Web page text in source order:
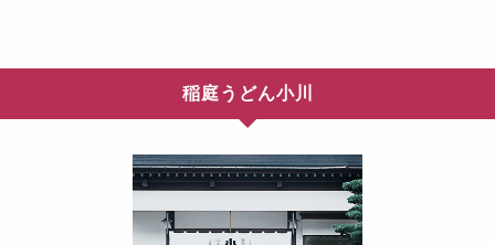
稲庭うどん小川